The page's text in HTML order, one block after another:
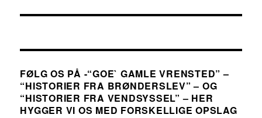
FØLG OS PÅ -“GOE` GAMLE VRENSTED” –
“HISTORIER FRA BRØNDERSLEV” – OG
“HISTORIER FRA VENDSYSSEL” – HER
HYGGER VI OS MED FORSKELLIGE OPSLAG